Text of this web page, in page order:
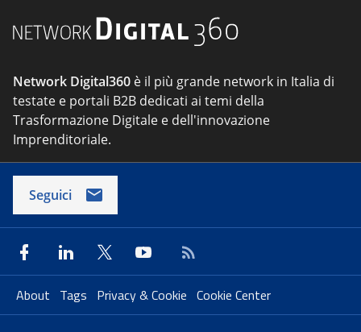
Network Digital360 è il più grande network in Italia di
testate e portali B2B dedicati ai temi della
Trasformazione Digitale e dell'innovazione
Imprenditoriale.
Seguici
About Tags Privacy & Cookie Cookie Center